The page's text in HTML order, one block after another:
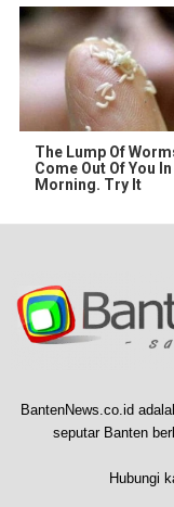
The Lump Of
Come Out Of You
Morning. Try It
BantenNews.co.id
seputar Banten
Hubungi